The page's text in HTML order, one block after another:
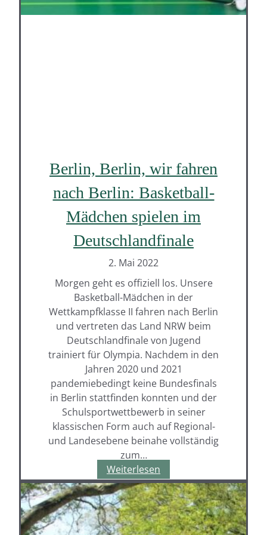
Berlin, Berlin, wir fahren
nach Berlin: Basketball-
Mädchen spielen im
Deutschlandfinale
2. Mai 2022
Morgen geht es offiziell los. Unsere
Basketball-Mädchen in der
Wettkampfklasse II fahren nach Berlin
und vertreten das Land NRW beim
Deutschlandfinale von Jugend
trainiert für Olympia. Nachdem in den
Jahren 2020 und 2021
pandemiebedingt keine Bundesfinals
in Berlin stattfinden konnten und der
Schulsportwettbewerb in seiner
klassischen Form auch auf Regional-
und Landesebene beinahe vollständig
zum…
Weiterlesen
Berlin,
wir
fahren
nach